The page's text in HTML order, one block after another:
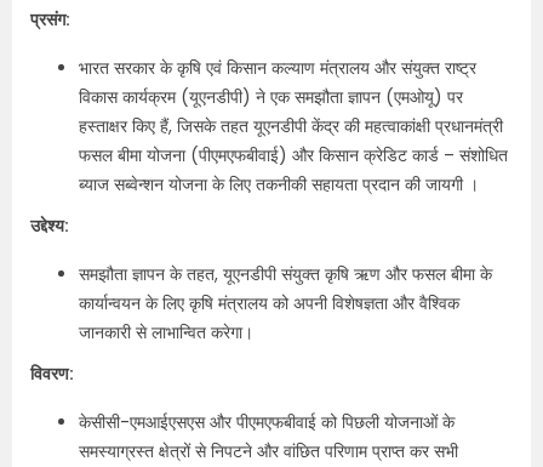
प्रसंग:
भारत सरकार के कृषि एवं किसान कल्याण मंत्रालय और संयुक्त राष्ट्र
विकास कार्यक्रम (यूएनडीपी) ने एक समझौता ज्ञापन (एमओयू) पर
हस्ताक्षर किए हैं, जिसके तहत यूएनडीपी केंद्र की महत्वाकांक्षी प्रधानमंत्री
फसल बीमा योजना (पीएमएफबीवाई) और किसान क्रेडिट कार्ड – संशोधित
ब्याज सब्वेन्शन योजना के लिए तकनीकी सहायता प्रदान की जायगी ।
उद्देश्य:
समझौता ज्ञापन के तहत, यूएनडीपी संयुक्त कृषि ऋण और फसल बीमा के
कार्यान्वयन के लिए कृषि मंत्रालय को अपनी विशेषज्ञता और वैश्विक
जानकारी से लाभान्वित करेगा।
विवरण:
केसीसी-एमआईएसएस और पीएमएफबीवाई को पिछली योजनाओं के
समस्याग्रस्त क्षेत्रों से निपटने और वांछित परिणाम प्राप्त कर सभी